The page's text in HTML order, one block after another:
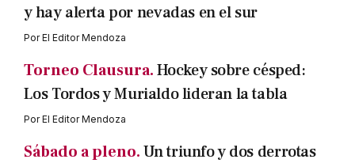
y hay alerta por nevadas en el sur
PorEl Editor Mendoza
Torneo Clausura.Hockey sobre césped:
Los Tordos y Murialdo lideran la tabla
PorEl Editor Mendoza
Sábado a pleno.Un triunfo y dos derrotas